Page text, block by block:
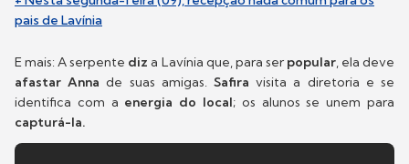
pais de Lavínia
E mais: A serpente diza Lavínia que, para ser popular, ela deve
afastar Anna de suas amigas.Safiravisita a diretoria e se
identifica com a energia do local; os alunos se unem para
capturá-la.